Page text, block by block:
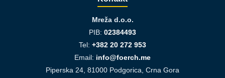
Mreža d.o.o.
PIB: 02384493
Tel: +382 20 272 953
Email: info@foerch.me
Piperska 24, 81000 Podgorica, Crna Gora